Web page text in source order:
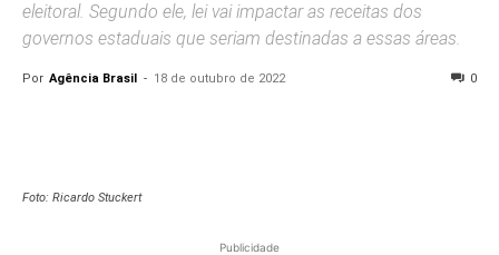
eleitoral. Segundo ele, lei vai impactar as receitas dos
governos estaduais que seriam destinadas a essas áreas.
Por Agência Brasil - 18 de outubro de 2022 0
Foto: Ricardo Stuckert
Publicidade